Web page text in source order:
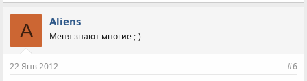
A Aliens
Меня знают многие ;-)
22 Янв 2012 #6